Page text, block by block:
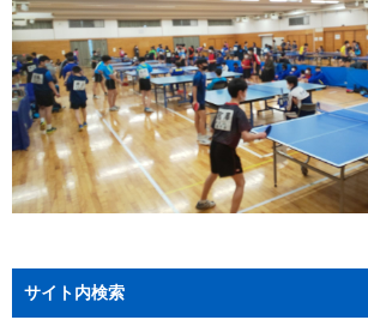
サイト内検索